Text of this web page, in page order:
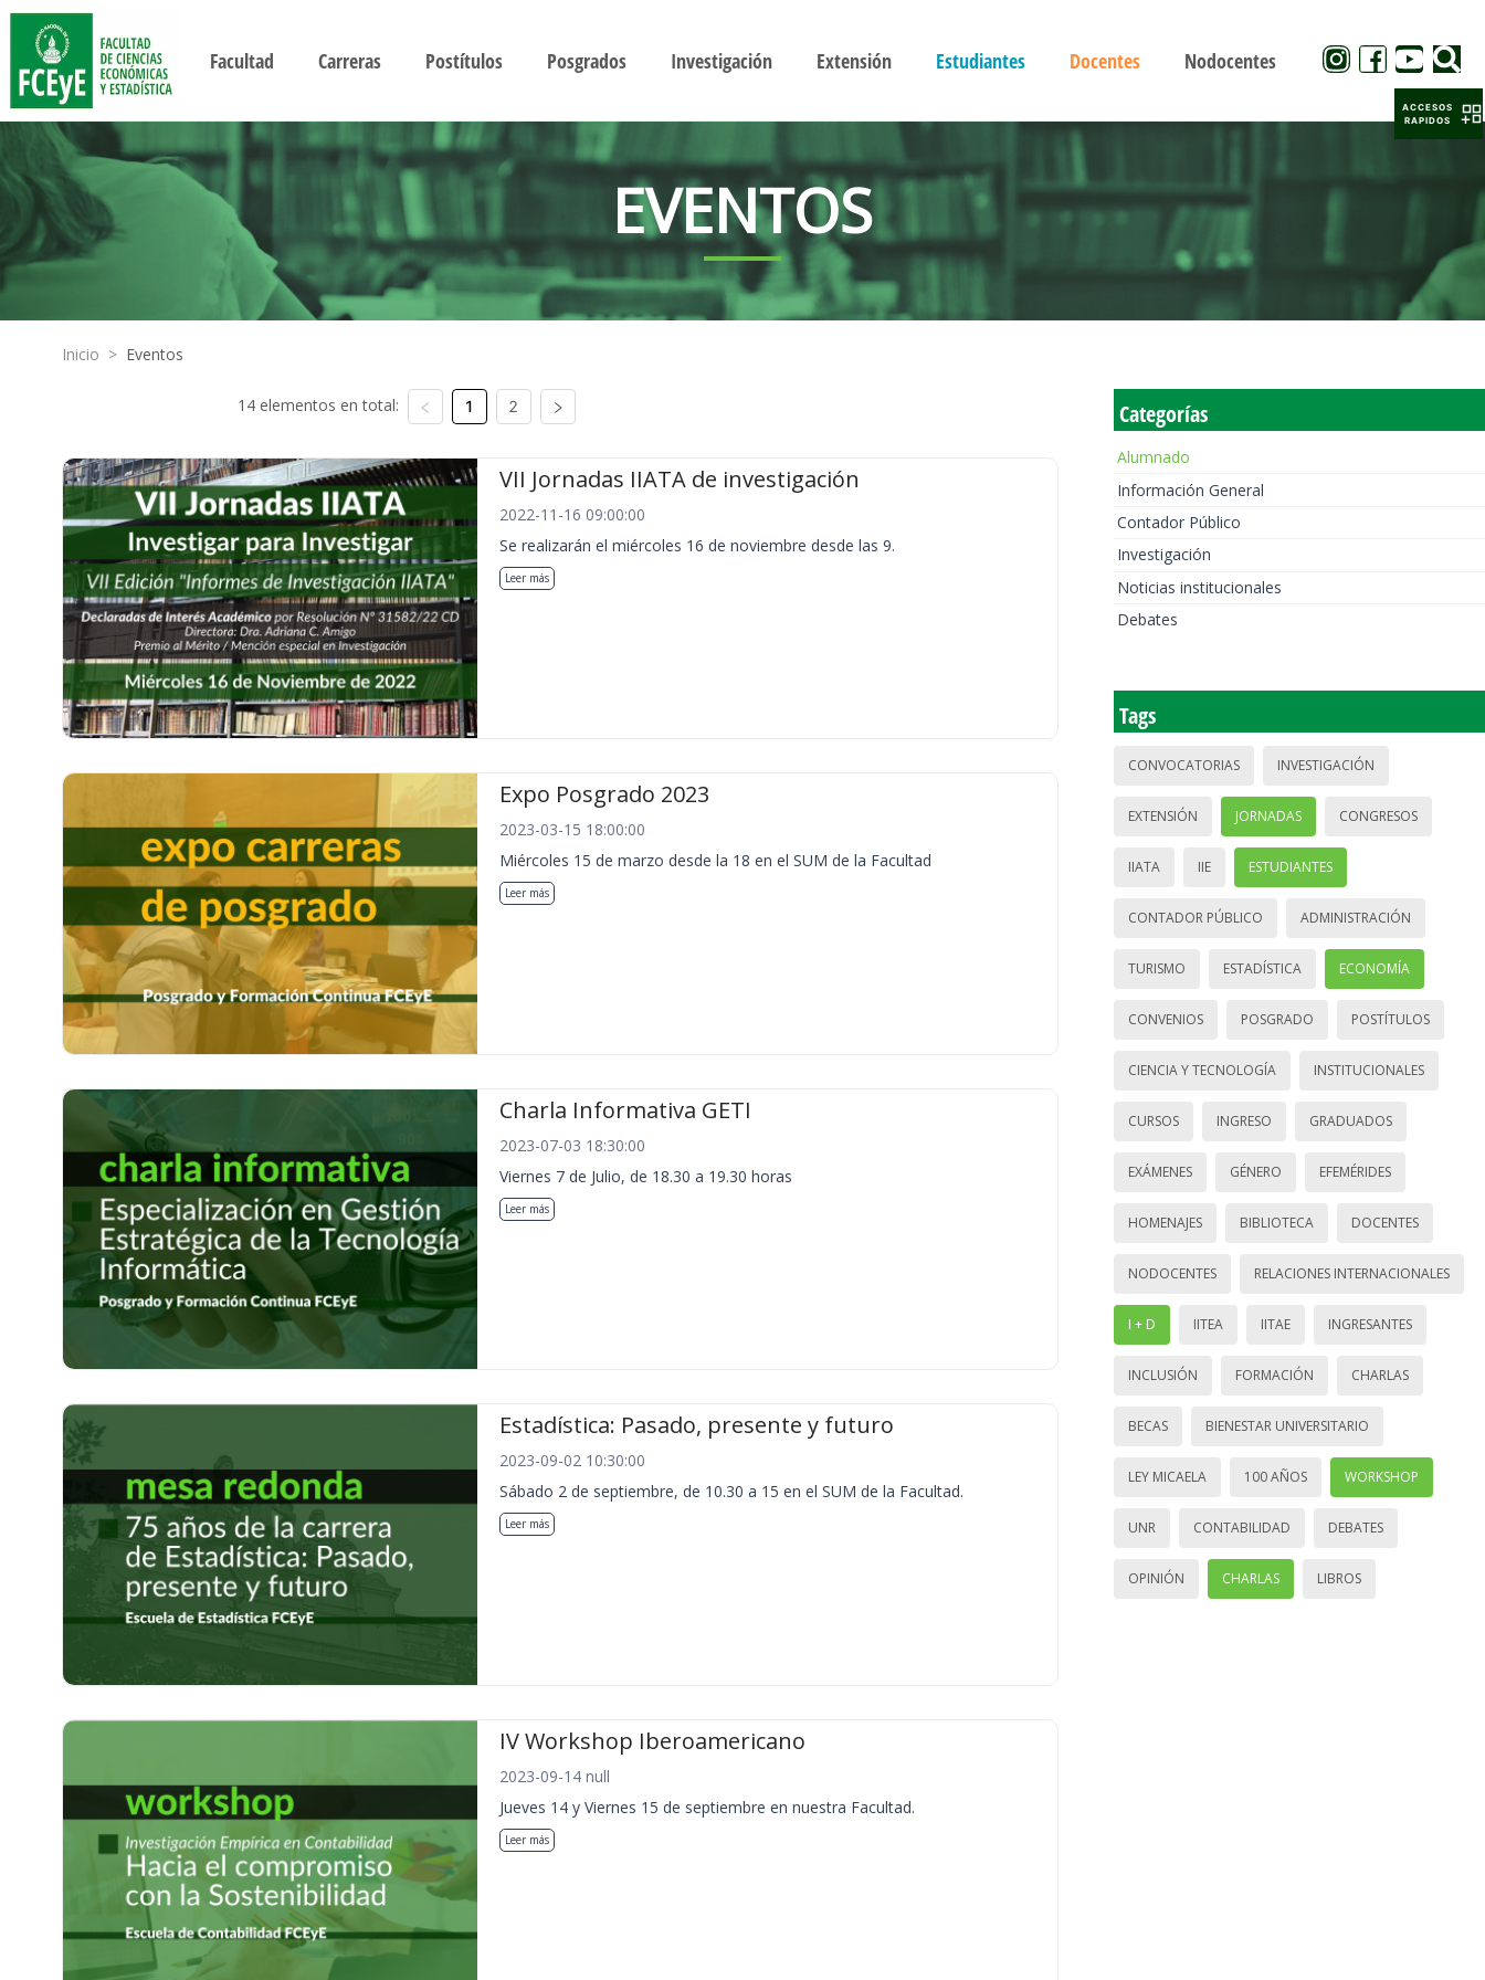
Facultad Carreras Postítulos Posgrados Investigación Extensión Estudiantes Docentes Nodocentes
EVENTOS
Inicio > Eventos
14 elementos en total: 1 2
VII Jornadas IIATA de investigación
2022-11-16 09:00:00
Se realizarán el miércoles 16 de noviembre desde las 9.
Leer más
Expo Posgrado 2023
2023-03-15 18:00:00
Miércoles 15 de marzo desde la 18 en el SUM de la Facultad
Leer más
Charla Informativa GETI
2023-07-03 18:30:00
Viernes 7 de Julio, de 18.30 a 19.30 horas
Leer más
Estadística: Pasado, presente y futuro
2023-09-02 10:30:00
Sábado 2 de septiembre, de 10.30 a 15 en el SUM de la Facultad.
Leer más
IV Workshop Iberoamericano
2023-09-14 null
Jueves 14 y Viernes 15 de septiembre en nuestra Facultad.
Leer más
Categorías
Alumnado
Información General
Contador Público
Investigación
Noticias institucionales
Debates
Tags
CONVOCATORIAS INVESTIGACIÓN
EXTENSIÓN JORNADAS CONGRESOS
IIATA IIE ESTUDIANTES
CONTADOR PÚBLICO ADMINISTRACIÓN
TURISMO ESTADÍSTICA ECONOMÍA
CONVENIOS POSGRADO POSTÍTULOS
CIENCIA Y TECNOLOGÍA INSTITUCIONALES
CURSOS INGRESO GRADUADOS
EXÁMENES GÉNERO EFEMÉRIDES
HOMENAJES BIBLIOTECA DOCENTES
NODOCENTES RELACIONES INTERNACIONALES
I + D IITEA IITAE INGRESANTES
INCLUSIÓN FORMACIÓN CHARLAS
BECAS BIENESTAR UNIVERSITARIO
LEY MICAELA 100 AÑOS WORKSHOP
UNR CONTABILIDAD DEBATES
OPINIÓN CHARLAS LIBROS
ACCESOS
RAPIDOS